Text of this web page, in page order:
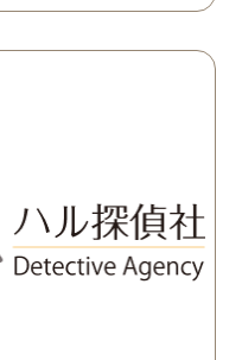
た。それほど自分がずっ
した、調査料金は決して
も東京駅前相談室にお願
して良かったと思ってい
す。